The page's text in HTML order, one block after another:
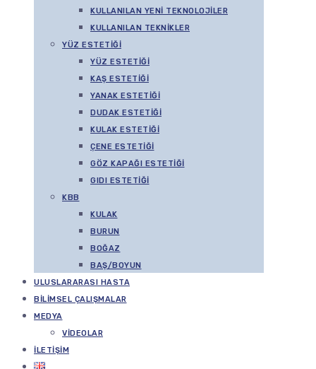
KULLANILAN YENI TEKNOLOJILER
KULLANILAN TEKNIKLER
YÜZ ESTETIĞI
YÜZ ESTETIĞI
KAŞ ESTETIĞI
YANAK ESTETIĞI
DUDAK ESTETIĞI
KULAK ESTETIĞI
ÇENE ESTETIĞI
GÖZ KAPAĞI ESTETIĞI
GIDI ESTETIĞI
KBB
KULAK
BURUN
BOĞAZ
BAŞ/BOYUN
ULUSLARARASI HASTA
BILIMSEL ÇALIŞMALAR
MEDYA
VIDEOLAR
İLETIŞIM